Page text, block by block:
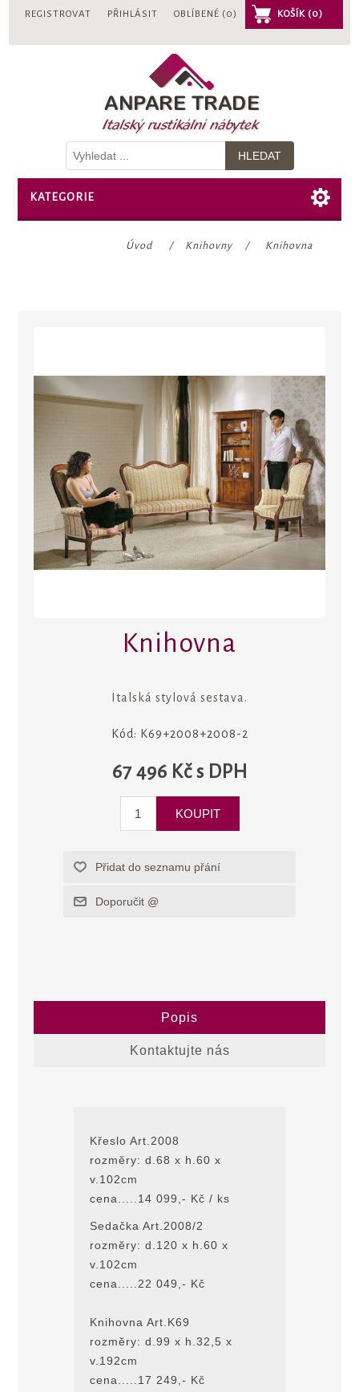
REGISTROVAT PŘIHLÁSIT OBLÍBENÉ (0) KOŠÍK (0)
KATEGORIE
Úvod / Knihovny / Knihovna
Knihovna
Italská stylová sestava.
Kód: K69+2008+2008-2
67 496 Kč s DPH
Popis
Kontaktujte nás
Křeslo Art.2008
rozmĕry: d.68 x h.60 x
v.102cm
cena.....14 099,- Kč / ks
Sedačka Art.2008/2
rozmĕry: d.120 x h.60 x
v.102cm
cena.....22 049,- Kč
Knihovna Art.K69
rozmĕry: d.99 x h.32,5 x
v.192cm
cena.....17 249,- Kč